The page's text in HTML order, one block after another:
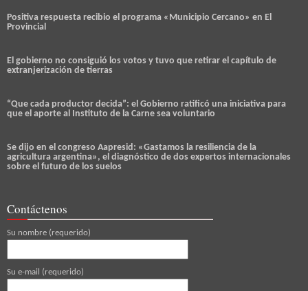
Positiva respuesta recibio el programa «Municipio Cercano» en El
Provincial
El gobierno no consiguió los votos y tuvo que retirar el capítulo de
extranjerización de tierras
“Que cada productor decida”: el Gobierno ratificó una iniciativa para
que el aporte al Instituto de la Carne sea voluntario
Se dijo en el congreso Aapresid: «Gastamos la resiliencia de la
agricultura argentina», el diagnóstico de dos expertos internacionales
sobre el futuro de los suelos
Contáctenos
Su nombre (requerido)
Su e-mail (requerido)